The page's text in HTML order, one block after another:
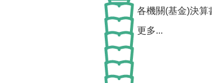
各機關(基金)決算
更多...